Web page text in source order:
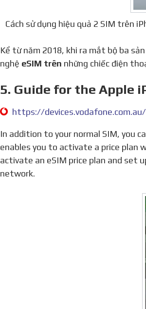
Cách sử dụng hiệu quả 2 SIM trên
Kể từ năm 2018, khi ra mắt bộ ba sản phẩm iPhone XS, iPhone XS Max và iPhone XR, Apple giới thiệu công
nghệ eSIM trên những chiếc điện
5. Guide for the Apple
In addition to your normal SIM, you can also use an eSIM in your phone. An eSIM is a digital SIM that
enables you to activate a price plan
activate an eSIM price plan and set
network.